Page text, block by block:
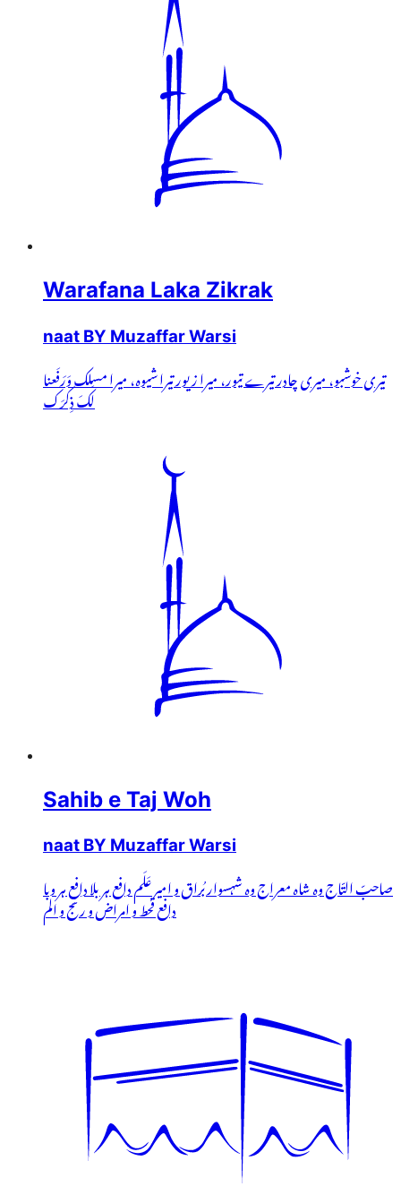
Warafana Laka Zikrak
naat BY Muzaffar Warsi
تیری خوشبو، میری چادر تیرے تیور، میرا زیور تیرا شیوہ، میرا مسلک وَرَفَعنا
لَکَ ذِکرَک
Sahib e Taj Woh
naat BY Muzaffar Warsi
صاحبّ التّاج وہ شاہ معراج وہ شہسوار بُراق و امیر عَلَم دافع ہر بلا دافعِ ہر وبا
دافع قحط و امراض و رنج و الم